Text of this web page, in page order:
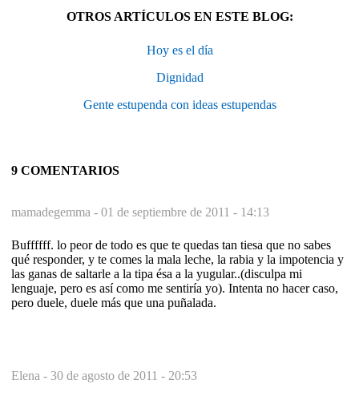
OTROS ARTÍCULOS EN ESTE BLOG:
Hoy es el día
Dignidad
Gente estupenda con ideas estupendas
9 COMENTARIOS
mamadegemma - 01 de septiembre de 2011 - 14:13
Buffffff. lo peor de todo es que te quedas tan tiesa que no sabes
qué responder, y te comes la mala leche, la rabia y la impotencia y
las ganas de saltarle a la tipa ésa a la yugular..(disculpa mi
lenguaje, pero es así como me sentiría yo). Intenta no hacer caso,
pero duele, duele más que una puñalada.
Elena - 30 de agosto de 2011 - 20:53